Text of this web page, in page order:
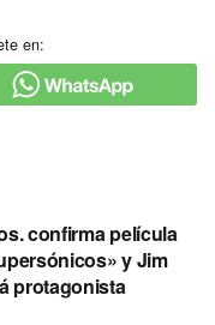
en:
confirma película
y Jim
protagonista